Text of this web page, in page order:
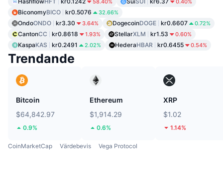
58.40% 0.40%
BiconomyBICO kr0.5076 32.66%
OndoONDO kr3.30 3.64% DogecoinDOGE kr0.6607 0.72%
CantonCC kr0.8618 1.93% StellarXLM kr1.53 0.60%
KaspaKAS kr0.2491 2.02% HederaHBAR kr0.6455 0.54%
Trendande
Bitcoin
$64,842.97
0.9%
Ethereum
$1,914.29
0.6%
XRP
$1.02
1.14%
CoinMarketCap Värdebevis Vega Protocol